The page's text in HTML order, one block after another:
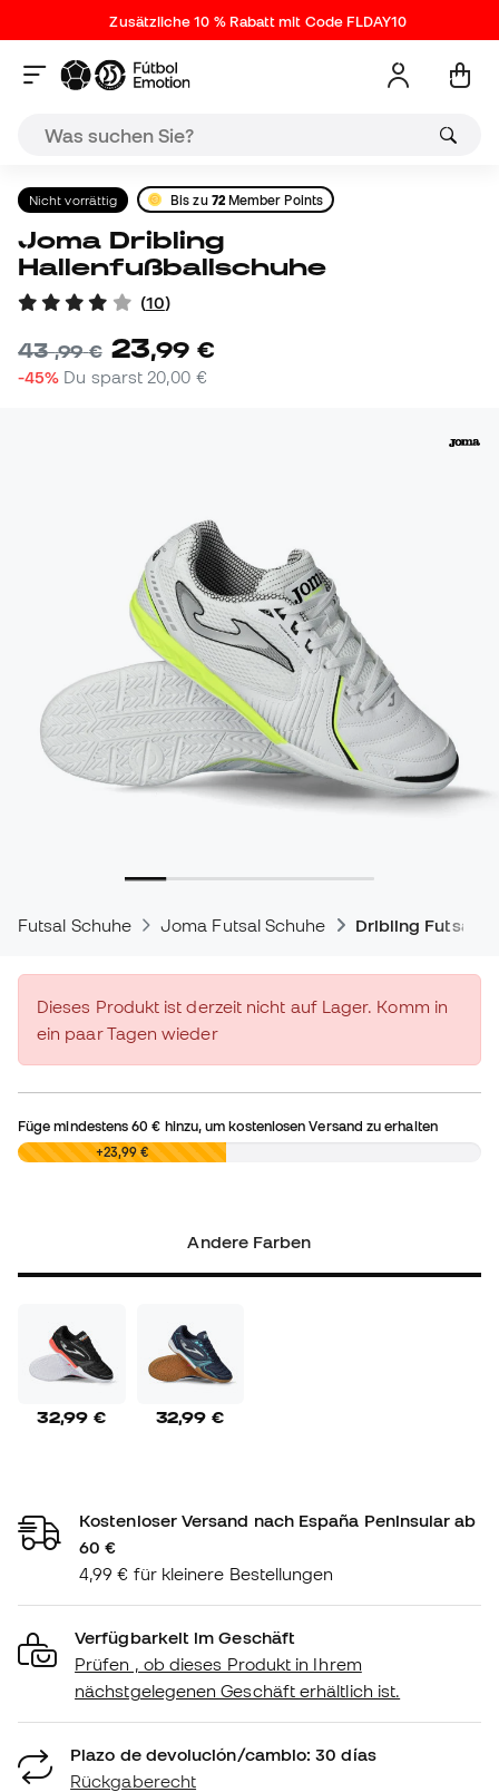
Zusätzliche 10 % Rabatt mit Code FLDAY10
Nicht vorrättig Bis zu 72Member Points
Joma Dribling
Hallenfußballschuhe
(10)
43,99 € 23,99 €
-45% Du sparst 20,00 €
Futsal Schuhe Joma Futsal Schuhe Dribling Futsal
Dieses Produkt ist derzeit nicht auf Lager. Komm in
ein paar Tagen wieder
Füge mindestens60 € hinzu, um kostenlosen Versand zu erhalten
0,00 € +23,99 €
Andere Farben
32,99 € 32,99 €
Kostenloser Versand nach España Peninsular ab
60 €
4,99 € für kleinere Bestellungen
Verfügbarkeit im Geschäft
Prüfen , ob dieses Produkt in Ihrem
nächstgelegenen Geschäft erhältlich ist.
Plazo de devolución/cambio: 30 días
Rückgaberecht